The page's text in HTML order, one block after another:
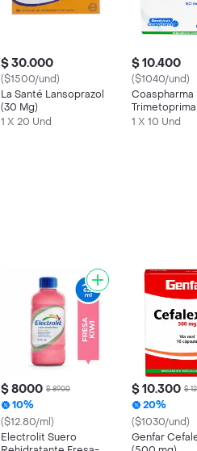
$ 30.000
($1500/und)
La Santé Lansoprazol
(30 Mg)
1 X 20 Und
$ 10.400
($1040/und)
Coaspharma
1 X 10 Und
$ 8000 $ 8900
10%
($12.80/ml)
Electrolit Suero
$ 10.300 $
20%
($1030/und)
Genfar